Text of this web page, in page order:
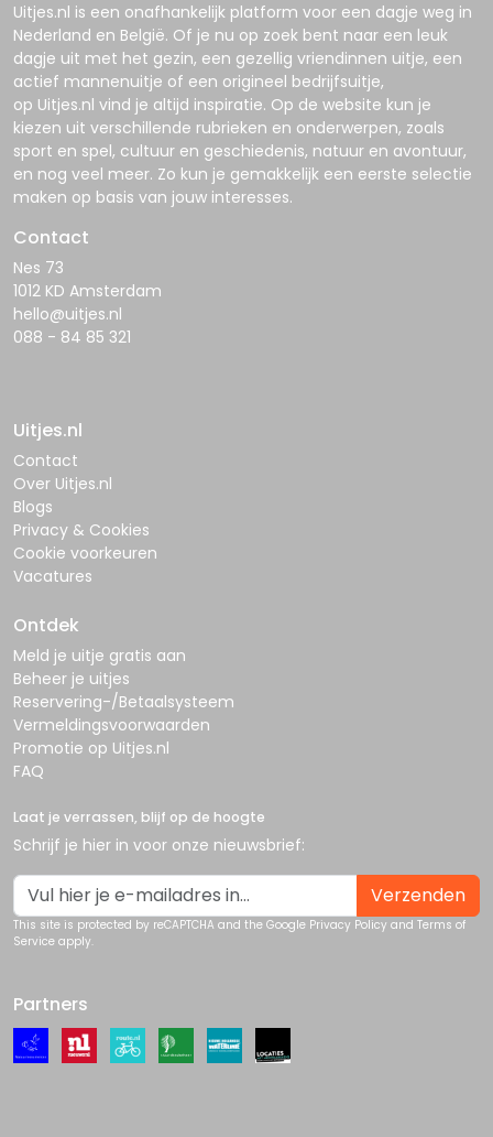
Uitjes.nl is een onafhankelijk platform voor een dagje weg in
Nederland en België. Of je nu op zoek bent naar een leuk
dagje uit met het gezin, een gezellig vriendinnen uitje, een
actief mannenuitje of een origineel bedrijfsuitje,
op Uitjes.nl vind je altijd inspiratie. Op de website kun je
kiezen uit verschillende rubrieken en onderwerpen, zoals
sport en spel, cultuur en geschiedenis, natuur en avontuur,
en nog veel meer. Zo kun je gemakkelijk een eerste selectie
maken op basis van jouw interesses.
Contact
Nes 73
1012 KD Amsterdam
hello@uitjes.nl
088 - 84 85 321
Uitjes.nl
Contact
Over Uitjes.nl
Blogs
Privacy & Cookies
Cookie voorkeuren
Vacatures
Ontdek
Meld je uitje gratis aan
Beheer je uitjes
Reservering-/Betaalsysteem
Vermeldingsvoorwaarden
Promotie op Uitjes.nl
FAQ
Laat je verrassen, blijf op de hoogte
Schrijf je hier in voor onze nieuwsbrief:
Verzenden
This site is protected by reCAPTCHA and the Google Privacy Policy and Terms of
Service apply.
Partners